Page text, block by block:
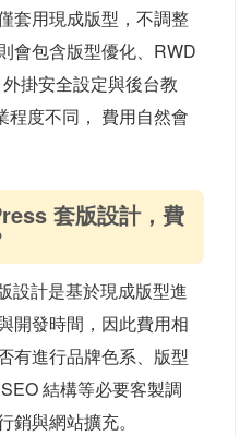
套用現成版型，不調整
會包含版型優化、RWD
掛安全設定與後台教
程度不同， 費用自然會
套版設計，費
設計是基於現成版型進
開發時間，因此費用相
有進行品牌色系、版型
結構等必要客製調
銷與網站擴充。